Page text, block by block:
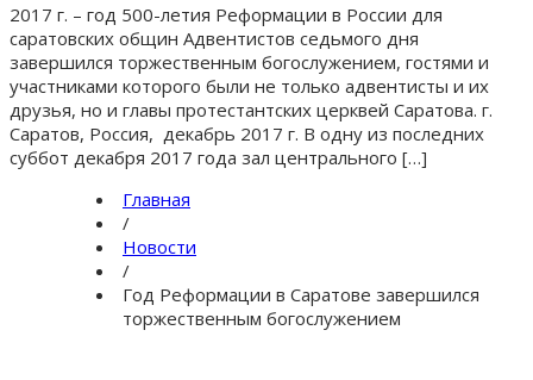
2017 г. – год 500-летия Реформации в России для
саратовских общин Адвентистов седьмого дня
завершился торжественным богослужением, гостями и
участниками которого были не только адвентисты и их
друзья, но и главы протестантских церквей Саратова. г.
Саратов, Россия, декабрь 2017 г. В одну из последних
суббот декабря 2017 года зал центрального […]
Главная
/
Новости
/
Год Реформации в Саратове завершился
торжественным богослужением